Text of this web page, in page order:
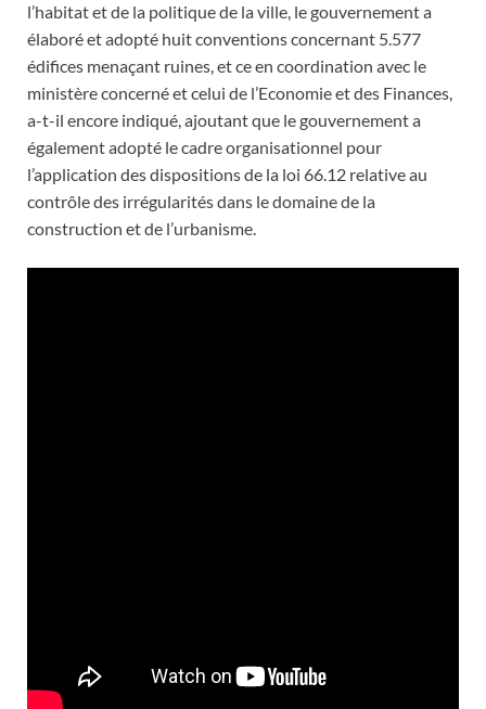
l’habitat et de la politique de la ville, le gouvernement a
élaboré et adopté huit conventions concernant 5.577
édifices menaçant ruines, et ce en coordination avec le
ministère concerné et celui de l’Economie et des Finances,
a-t-il encore indiqué, ajoutant que le gouvernement a
également adopté le cadre organisationnel pour
l’application des dispositions de la loi 66.12 relative au
contrôle des irrégularités dans le domaine de la
construction et de l’urbanisme.